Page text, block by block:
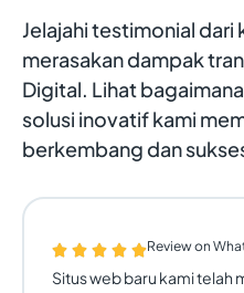
Jelajahi testimonial dari
merasakan dampak
Digital. Lihat
solusi inovatif kami
berkembang dan
Review on
Situs web baru kami telah